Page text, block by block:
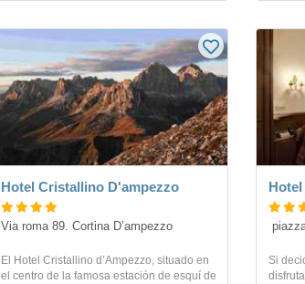
Hotel Cristallino D'ampezzo
Via roma 89. Cortina Dʼampezzo
El Hotel Cristallino d’Ampezzo, situado en
el centro de la famosa estación de esquí de
Hotel
Si